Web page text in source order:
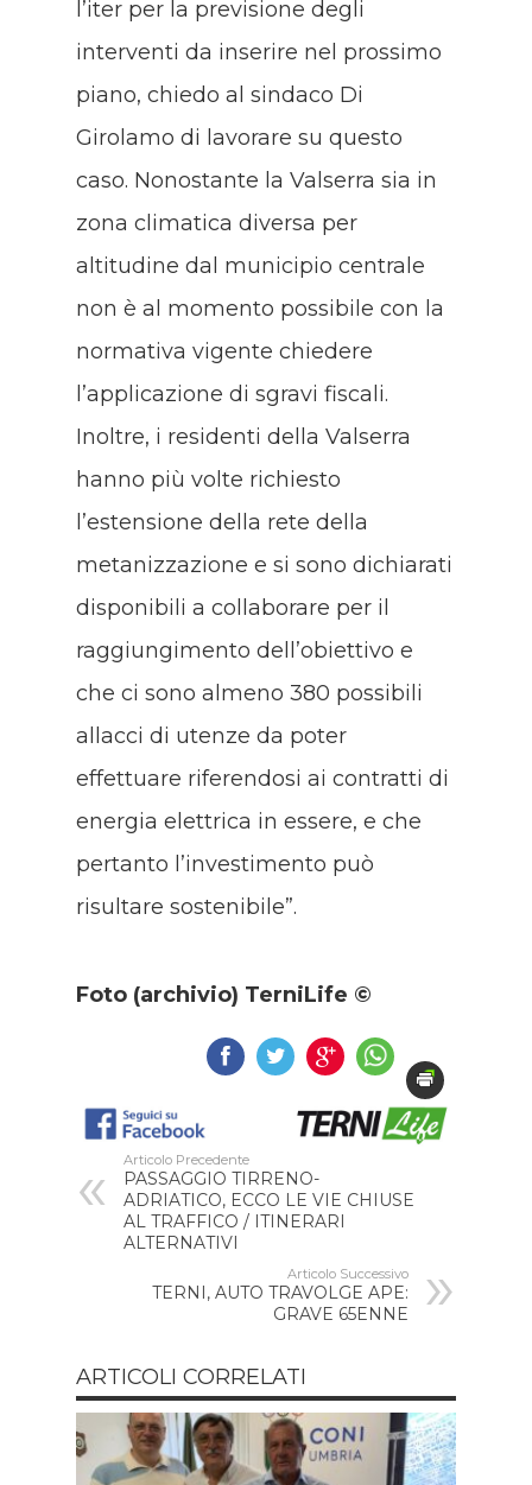
l’iter per la previsione degli
interventi da inserire nel prossimo
piano, chiedo al sindaco Di
Girolamo di lavorare su questo
caso. Nonostante la Valserra sia in
zona climatica diversa per
altitudine dal municipio centrale
non è al momento possibile con la
normativa vigente chiedere
l’applicazione di sgravi fiscali.
Inoltre, i residenti della Valserra
hanno più volte richiesto
l’estensione della rete della
metanizzazione e si sono dichiarati
disponibili a collaborare per il
raggiungimento dell’obiettivo e
che ci sono almeno 380 possibili
allacci di utenze da poter
effettuare riferendosi ai contratti di
energia elettrica in essere, e che
pertanto l’investimento può
risultare sostenibile”.
Foto (archivio) TerniLife ©
Articolo Precedente
PASSAGGIO TIRRENO-
ADRIATICO, ECCO LE VIE CHIUSE
AL TRAFFICO / ITINERARI
ALTERNATIVI
Articolo Successivo
TERNI, AUTO TRAVOLGE APE:
GRAVE 65ENNE
ARTICOLI CORRELATI